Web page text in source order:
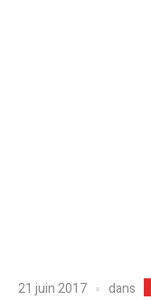
21 juin 2017 dans